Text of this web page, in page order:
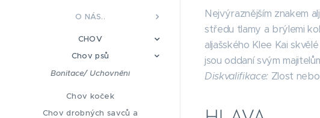
O NÁS..
CHOV
Chov psů
Bonitace/ Uchovnění
Chov koček
Chov drobných savců a
Nejvýraznějším znakem
středu tlamy a brýlemi
aljašského Klee Kai
jsou oddaní svým
Diskvalifikace: Zlost